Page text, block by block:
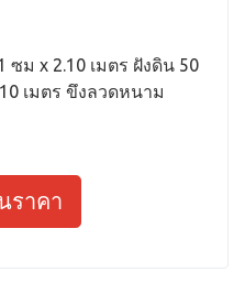
ซม x 2.10 เมตร ฝังดิน 50
เมตร ขึงลวดหนาม
ราคา